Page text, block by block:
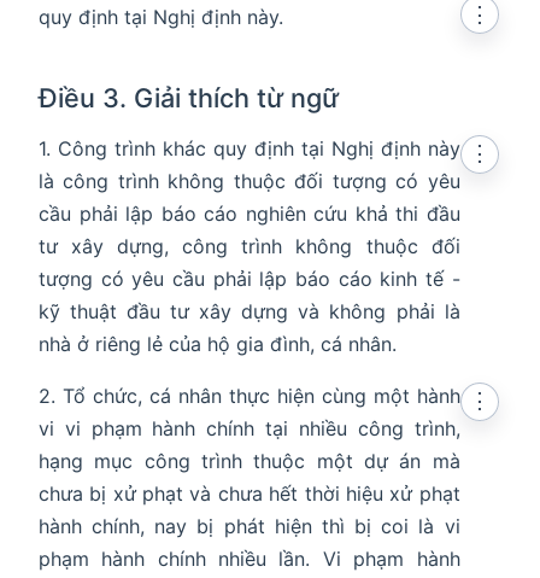
quy định tại Nghị định này.
Điều 3. Giải thích từ ngữ
⋮
1. Công trình khác quy định tại Nghị định này
là công trình không thuộc đối tượng có yêu
cầu phải lập báo cáo nghiên cứu khả thi đầu
tư xây dựng, công trình không thuộc đối
tượng có yêu cầu phải lập báo cáo kinh tế -
kỹ thuật đầu tư xây dựng và không phải là
nhà ở riêng lẻ của hộ gia đình, cá nhân.
⋮
2. Tổ chức, cá nhân thực hiện cùng một hành
vi vi phạm hành chính tại nhiều công trình,
hạng mục công trình thuộc một dự án mà
chưa bị xử phạt và chưa hết thời hiệu xử phạt
hành chính, nay bị phát hiện thì bị coi là vi
phạm hành chính nhiều lần. Vi phạm hành
⋮